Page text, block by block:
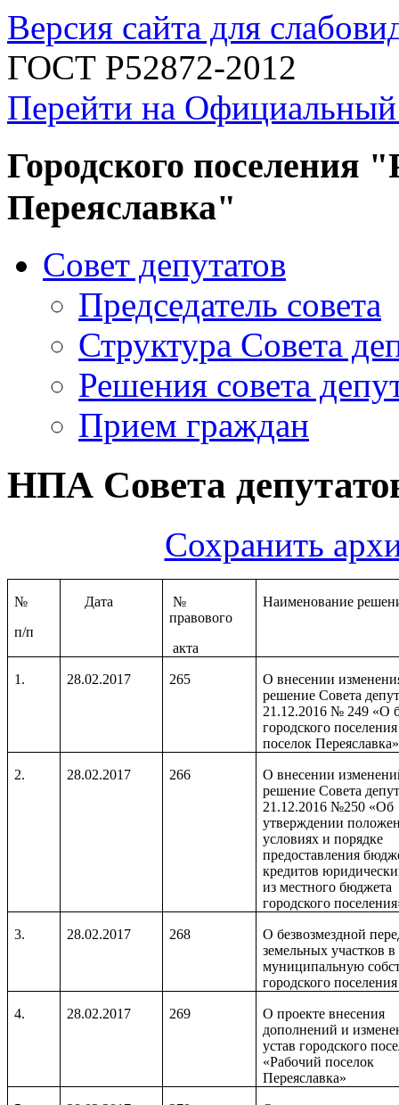
Версия сайта для
ГОСТ Р52872-2012
Перейти на
Городского поселения
Переяславка"
Совет депутатов
Председатель совета
Структура Совета
Решения совета
Прием граждан
НПА Совета
Сохранить
№
п/п
Дата
№
правового
акта
Наименование
1. 28.02.2017 265
О внесении
решение Совета
21.12.2016 № 249 «О
городского
поселок Переяславка»
2. 28.02.2017 266
О внесении
решение Совета
21.12.2016 №250 «Об
утверждении
условиях и порядке
предоставления
кредитов
из местного бюджета
городского
3. 28.02.2017 268
О безвозмездной
земельных участков в
муниципальную
городского поселения
4. 28.02.2017 269
О проекте внесения
дополнений и
устав городского
«Рабочий поселок
Переяславка»